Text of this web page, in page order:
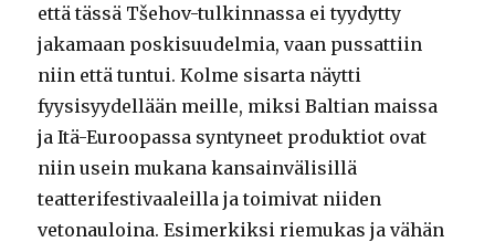
että tässä Tšehov-tulkinnassa ei tyydytty
jakamaan poskisuudelmia, vaan pussattiin
niin että tuntui. Kolme sisarta näytti
fyysisyydellään meille, miksi Baltian maissa
ja Itä-Euroopassa syntyneet produktiot ovat
niin usein mukana kansainvälisillä
teatterifestivaaleilla ja toimivat niiden
vetonauloina. Esimerkiksi riemukas ja vähän